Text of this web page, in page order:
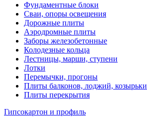
Фундаментные блоки
Сваи, опоры освещения
Дорожные плиты
Аэродромные плиты
Заборы железобетонные
Колодезные кольца
Лестницы, марши, ступени
Лотки
Перемычки, прогоны
Плиты балконов, лоджий, козырьки
Плиты перекрытия
Гипсокартон и профиль